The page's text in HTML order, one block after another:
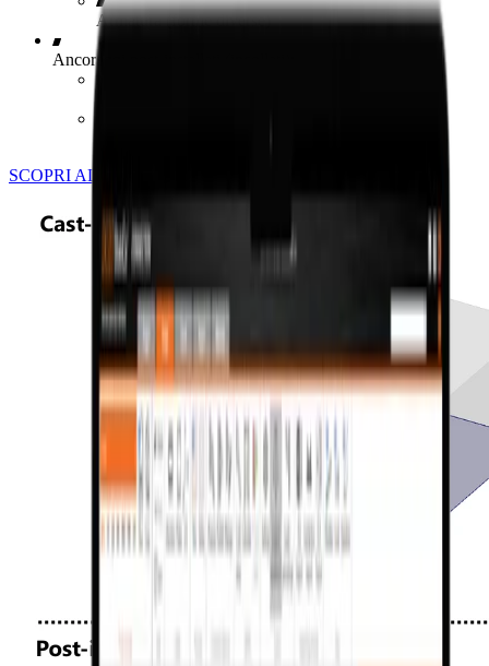
Armatura (forme diverse)
Ancoraggi post-installati (incollati):
SCOPRI ALTRI TIPI DI ANCORAGGIO